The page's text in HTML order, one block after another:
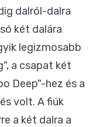
dalról-dalra
két dalára
legizmosabb
a csapat két
Deep"-hez és a
volt. A fiúk
a két dalra a